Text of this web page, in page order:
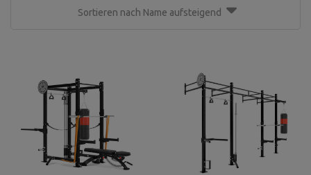
Sortieren nach Name aufsteigend